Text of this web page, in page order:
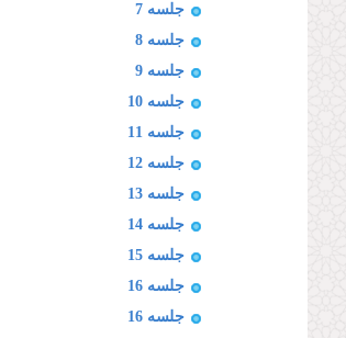
جلسه 7
جلسه 8
جلسه 9
جلسه 10
جلسه 11
جلسه 12
جلسه 13
جلسه 14
جلسه 15
جلسه 16
جلسه 16